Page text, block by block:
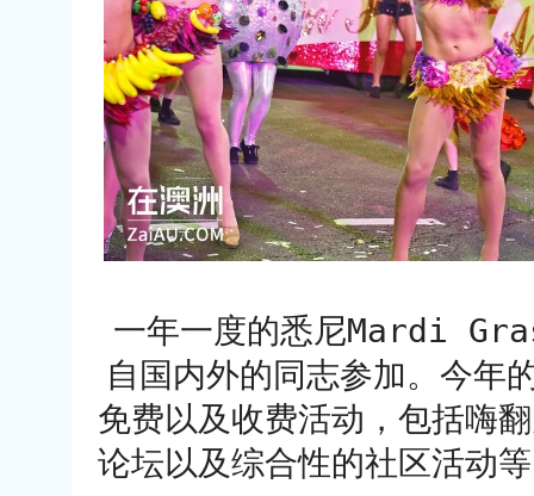
一年一度的悉尼Mardi
自国内外的同志参加。今
免费以及收费活动，包括嗨
论坛以及综合性的社区活动